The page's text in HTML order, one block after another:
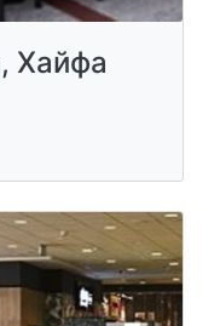
Хайфа